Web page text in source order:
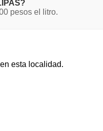
pesos el litro.
esta localidad.